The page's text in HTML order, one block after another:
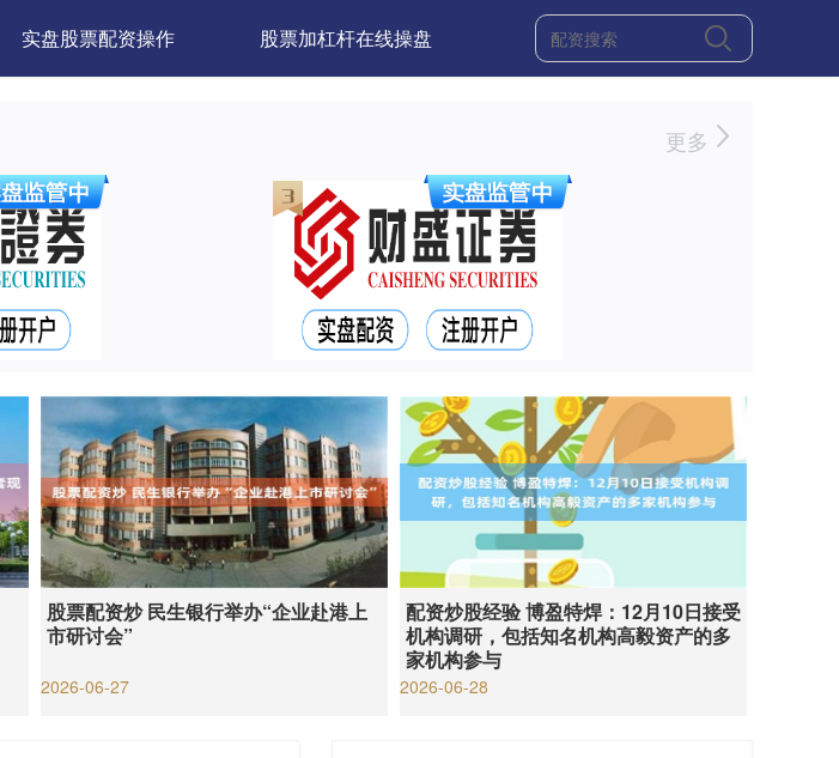
实盘股票配资操作 股票加杠杆在线操盘
更多
股票配资炒 民生银行举办“企业赴港上
市研讨会”
2026-06-27
配资炒股经验 博盈特焊：12月10日接受
机构调研，包括知名机构高毅资产的多
家机构参与
2026-06-28